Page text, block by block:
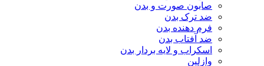
صابون صورت و بدن
ضد ترک بدن
فرم دهنده بدن
ضد آفتاب بدن
اسکراب و لایه بردار بدن
وازلین